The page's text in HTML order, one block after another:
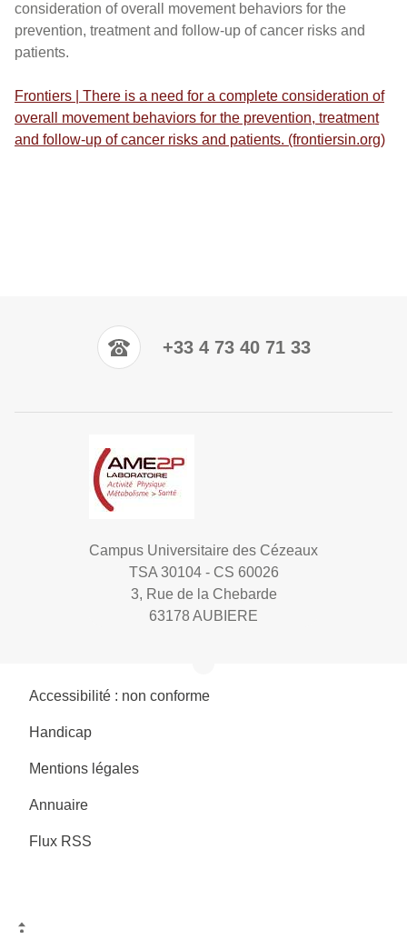
consideration of overall movement behaviors for the
prevention, treatment and follow-up of cancer risks and
patients.
Frontiers | There is a need for a complete consideration of
overall movement behaviors for the prevention, treatment
and follow-up of cancer risks and patients. (frontiersin.org)
+33 4 73 40 71 33
Campus Universitaire des Cézeaux
TSA 30104 - CS 60026
3, Rue de la Chebarde
63178 AUBIERE
Accessibilité : non conforme
Handicap
Mentions légales
Annuaire
Flux RSS